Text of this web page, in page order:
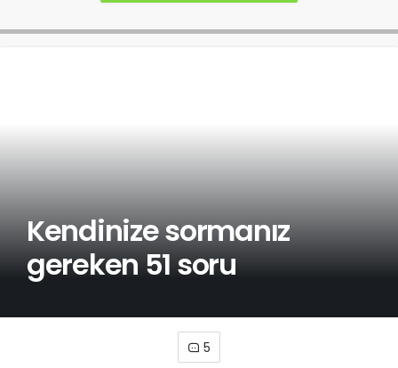
Kendinize sormanız
gereken 51 soru
5